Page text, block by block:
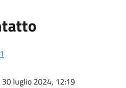
30 luglio 2024, 12:19